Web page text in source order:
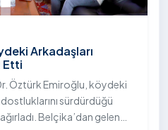
Arkadaşları
Etti
Öztürk Emiroğlu, köydeki
sürdürdüğü
Belçika’dan gelen